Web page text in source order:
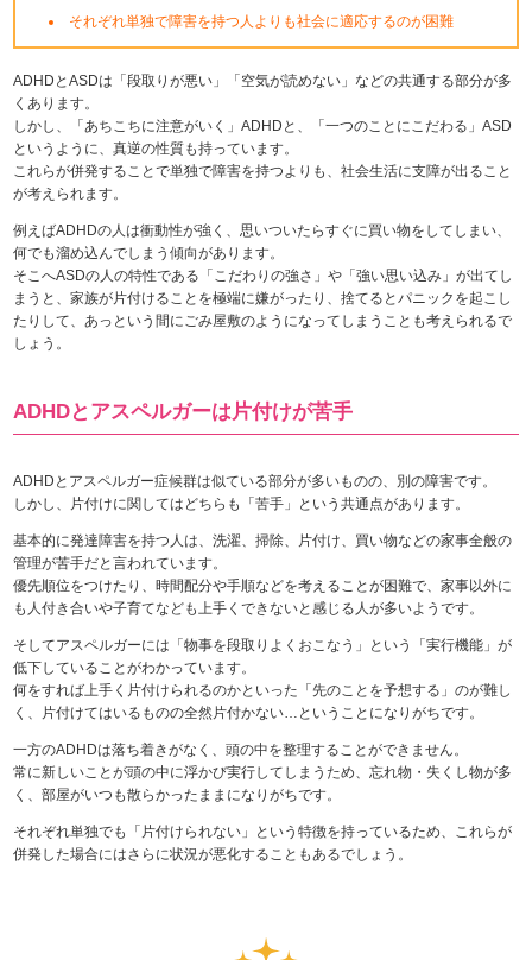
それぞれ単独で障害を持つ人よりも社会に適応するのが困難
ADHDとASDは「段取りが悪い」「空気が読めない」などの共通する部分が多
くあります。
しかし、「あちこちに注意がいく」ADHDと、「一つのことにこだわる」ASD
というように、真逆の性質も持っています。
これらが併発することで単独で障害を持つよりも、社会生活に支障が出ること
が考えられます。
例えばADHDの人は衝動性が強く、思いついたらすぐに買い物をしてしまい、
何でも溜め込んでしまう傾向があります。
そこへASDの人の特性である「こだわりの強さ」や「強い思い込み」が出てし
まうと、家族が片付けることを極端に嫌がったり、捨てるとパニックを起こし
たりして、あっという間にごみ屋敷のようになってしまうことも考えられるで
しょう。
ADHDとアスペルガーは片付けが苦手
ADHDとアスペルガー症候群は似ている部分が多いものの、別の障害です。
しかし、片付けに関してはどちらも「苦手」という共通点があります。
基本的に発達障害を持つ人は、洗濯、掃除、片付け、買い物などの家事全般の
管理が苦手だと言われています。
優先順位をつけたり、時間配分や手順などを考えることが困難で、家事以外に
も人付き合いや子育てなども上手くできないと感じる人が多いようです。
そしてアスペルガーには「物事を段取りよくおこなう」という「実行機能」が
低下していることがわかっています。
何をすれば上手く片付けられるのかといった「先のことを予想する」のが難し
く、片付けてはいるものの全然片付かない…ということになりがちです。
一方のADHDは落ち着きがなく、頭の中を整理することができません。
常に新しいことが頭の中に浮かび実行してしまうため、忘れ物・失くし物が多
く、部屋がいつも散らかったままになりがちです。
それぞれ単独でも「片付けられない」という特徴を持っているため、これらが
併発した場合にはさらに状況が悪化することもあるでしょう。